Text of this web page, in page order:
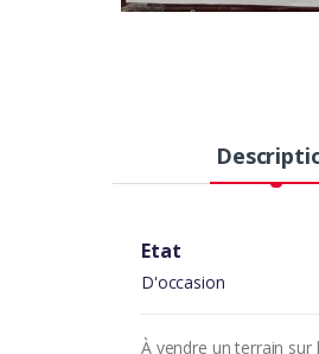
Etat
D'occasion
À vendre un terrain